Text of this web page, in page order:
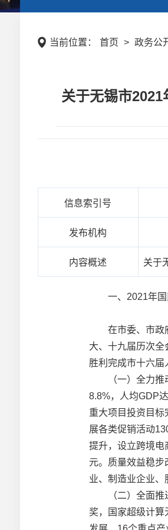
当前位置： 首页 > 政务公
关于无锡市2021
信息索引号
发布机构
内容概述 关于
一、2021年国
在市委、市政府
大、十九届历次全
胜利完成市十六届
（一）全力推动
8.8%，人均GDP
重大项目投资目
展各类促销活动
提升，设立跨境
元。质量效益稳
业、制造业企业、
（二）全面推进
奖，国家超级计算